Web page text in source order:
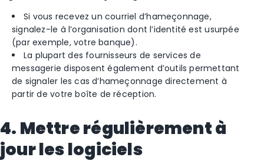
Si vous recevez un courriel d’hameçonnage,
signalez-le à l’organisation dont l’identité est usurpée
(par exemple, votre banque).
La plupart des fournisseurs de services de
messagerie disposent également d’outils permettant
de signaler les cas d’hameçonnage directement à
partir de votre boîte de réception.
4. Mettre régulièrement à
jour les logiciels